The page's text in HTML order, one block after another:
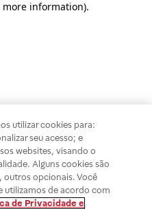
information).
utilizar cookies para:
seu acesso; e
websites, visando o
Alguns cookies são
outros opcionais. Você
utilizamos de acordo com
de Privacidade e